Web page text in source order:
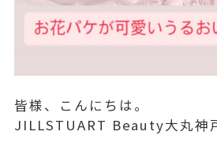
皆様、こんにちは。
JILLSTUART Beauty大丸神